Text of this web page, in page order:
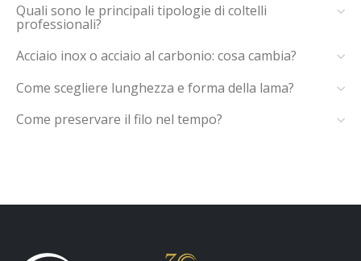
Quali sono le principali tipologie di coltelli
professionali?
Acciaio inox o acciaio al carbonio: cosa cambia?
Come scegliere lunghezza e forma della lama?
Come preservare il filo nel tempo?